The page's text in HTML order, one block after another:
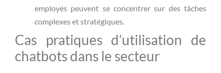
employés peuvent se concentrer sur des tâches
complexes et stratégiques.
Cas pratiques d’utilisation de
chatbots dans le secteur